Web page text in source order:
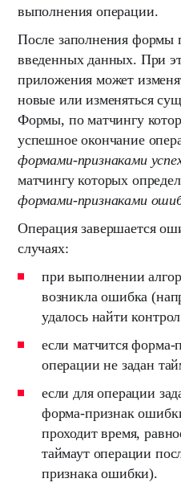
выполнения операции.
После заполнения формы
введенных данных. При
приложения может
новые или изменяться
Формы, по матчингу
успешное окончание
формами-признаками
матчингу которых
формами-признаками
Операция завершается
случаях:
при выполнении
возникла ошибка
удалось найти
если матчится
операции не задан
если для операции
форма-признак
проходит время,
таймаут операции
признака ошибки).